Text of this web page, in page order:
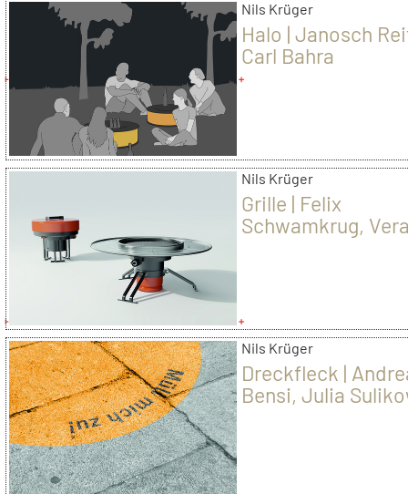
Nils Krüger
Halo | Janosch
Carl Bahra
Nils Krüger
Grille | Felix
Schwamkrug,
Nils Krüger
Dreckfleck |
Bensi, Julia